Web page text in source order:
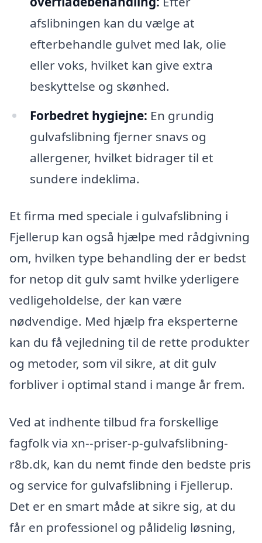
afslibningen kan du vælge at
efterbehandle gulvet med lak, olie
eller voks, hvilket kan give extra
beskyttelse og skønhed.
Forbedret hygiejne: En grundig
gulvafslibning fjerner snavs og
allergener, hvilket bidrager til et
sundere indeklima.
Et firma med speciale i gulvafslibning i
Fjellerup kan også hjælpe med rådgivning
om, hvilken type behandling der er bedst
for netop dit gulv samt hvilke yderligere
vedligeholdelse, der kan være
nødvendige. Med hjælp fra eksperterne
kan du få vejledning til de rette produkter
og metoder, som vil sikre, at dit gulv
forbliver i optimal stand i mange år frem.
Ved at indhente tilbud fra forskellige
fagfolk via xn--priser-p-gulvafslibning-
r8b.dk, kan du nemt finde den bedste pris
og service for gulvafslibning i Fjellerup.
Det er en smart måde at sikre sig, at du
får en professionel og pålidelig løsning,